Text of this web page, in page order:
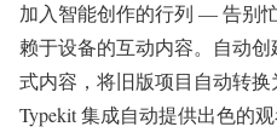
加入智能创作的行列 — 告别
赖于设备的互动内容。自动
式内容，将旧版项目自动转
Typekit 集成自动提供出色的观